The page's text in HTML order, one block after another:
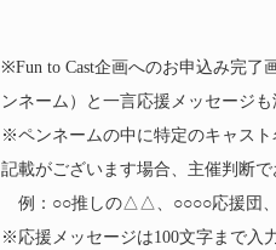
※Fun to Cast企画へのお申込み完了
ンネーム）と一言応援メッセージ
※ペンネームの中に特定のキャス
記載がございます場合、主催判断
例：○○推しの△△、○○○○応援団
※応援メッセージは100文字まで入